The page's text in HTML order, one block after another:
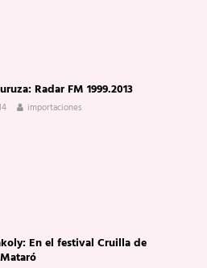
Radar FM 1999.2013
importaciones
En el festival Cruilla de